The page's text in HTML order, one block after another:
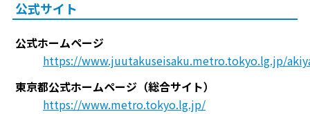
公式サイト
公式ホームページ
https://www.juutakuseisaku.metro.tokyo.lg.jp/
東京都公式ホームページ（総合サイト）
https://www.metro.tokyo.lg.jp/